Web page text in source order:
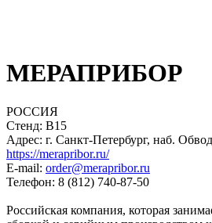
МЕРАПРИБОР
РОССИЯ
Стенд: B15
Адрес: г. Санкт-Петербург, наб.
https://merapribor.ru/
E-mail: order@merapribor.ru
Телефон: 8 (812) 740-87-50
Российская компания, которая